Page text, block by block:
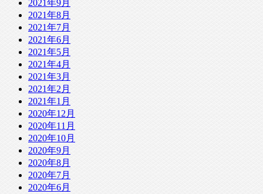
2021年9月
2021年8月
2021年7月
2021年6月
2021年5月
2021年4月
2021年3月
2021年2月
2021年1月
2020年12月
2020年11月
2020年10月
2020年9月
2020年8月
2020年7月
2020年6月